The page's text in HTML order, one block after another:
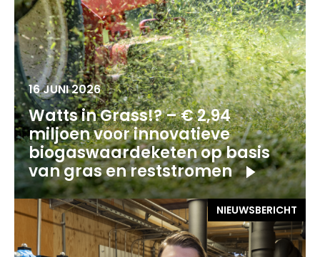
16 JUNI 2026
Watts in Grass!? – € 2,94
miljoen voor innovatieve
biogaswaardeketen op basis
van gras en reststromen
NIEUWSBERICHT